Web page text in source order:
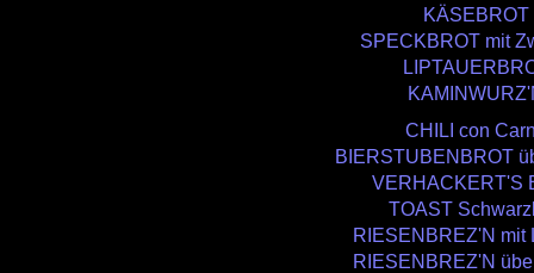
KÄSEBROT
SPECKBROT mit
CHILI con
BIERSTUBENBROT
VERHACKERT'S
TOAST
RIESENBREZ'N mit
RIESENBREZ'N